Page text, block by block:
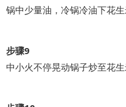
锅中少量油，冷锅冷油下花生
步骤9
中小火不停晃动锅子炒至花生